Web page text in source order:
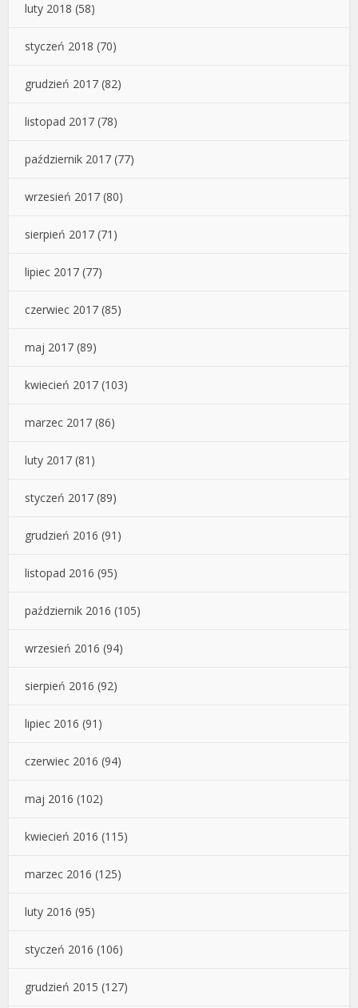
luty 2018 (58)
styczeń 2018 (70)
grudzień 2017 (82)
listopad 2017 (78)
październik 2017 (77)
wrzesień 2017 (80)
sierpień 2017 (71)
lipiec 2017 (77)
czerwiec 2017 (85)
maj 2017 (89)
kwiecień 2017 (103)
marzec 2017 (86)
luty 2017 (81)
styczeń 2017 (89)
grudzień 2016 (91)
listopad 2016 (95)
październik 2016 (105)
wrzesień 2016 (94)
sierpień 2016 (92)
lipiec 2016 (91)
czerwiec 2016 (94)
maj 2016 (102)
kwiecień 2016 (115)
marzec 2016 (125)
luty 2016 (95)
styczeń 2016 (106)
grudzień 2015 (127)